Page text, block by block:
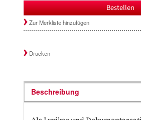
Bestellen
Zur Merkliste hinzufügen
Drucken
Beschreibung